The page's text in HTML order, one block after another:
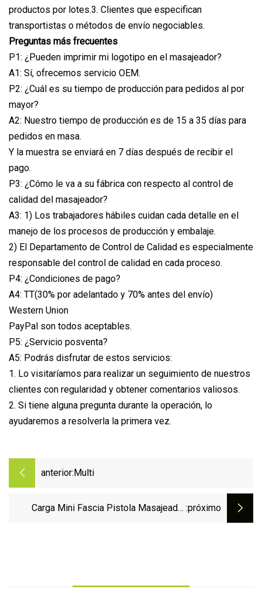
productos por lotes.3. Clientes que especifican
transportistas o métodos de envío negociables.
Preguntas más frecuentes
P1: ¿Pueden imprimir mi logotipo en el masajeador?
A1: Sí, ofrecemos servicio OEM.
P2: ¿Cuál es su tiempo de producción para pedidos al por
mayor?
A2: Nuestro tiempo de producción es de 15 a 35 días para
pedidos en masa.
Y la muestra se enviará en 7 días después de recibir el
pago.
P3: ¿Cómo le va a su fábrica con respecto al control de
calidad del masajeador?
A3: 1) Los trabajadores hábiles cuidan cada detalle en el
manejo de los procesos de producción y embalaje.
2) El Departamento de Control de Calidad es especialmente
responsable del control de calidad en cada proceso.
P4: ¿Condiciones de pago?
A4: TT(30% por adelantado y 70% antes del envío)
Western Union
PayPal son todos aceptables.
P5: ¿Servicio posventa?
A5: Podrás disfrutar de estos servicios:
1. Lo visitaríamos para realizar un seguimiento de nuestros
clientes con regularidad y obtener comentarios valiosos.
2. Si tiene alguna pregunta durante la operación, lo
ayudaremos a resolverla la primera vez.
anterior: Multi
Carga Mini Fascia Pistola Masajeador :próximo